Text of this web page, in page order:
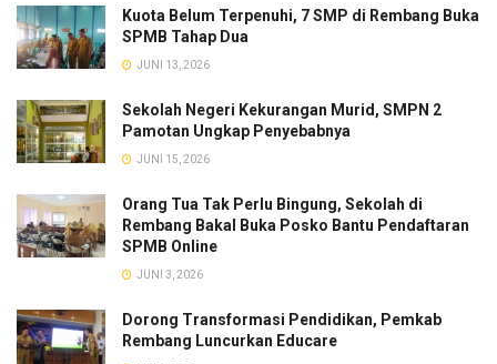
Kuota Belum Terpenuhi, 7 SMP di Rembang Buka
SPMB Tahap Dua
JUNI 13, 2026
Sekolah Negeri Kekurangan Murid, SMPN 2
Pamotan Ungkap Penyebabnya
JUNI 15, 2026
Orang Tua Tak Perlu Bingung, Sekolah di
Rembang Bakal Buka Posko Bantu Pendaftaran
SPMB Online
JUNI 3, 2026
Dorong Transformasi Pendidikan, Pemkab
Rembang Luncurkan Educare